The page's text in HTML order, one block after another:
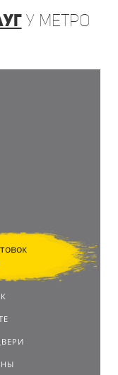
у метро